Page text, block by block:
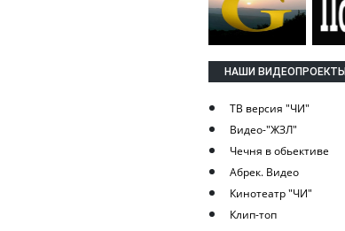
НАШИ ВИДЕОПРОЕКТЫ
ТВ версия "ЧИ"
Видео-"ЖЗЛ"
Чечня в обьективе
Абрек. Видео
Кинотеатр "ЧИ"
Клип-топ